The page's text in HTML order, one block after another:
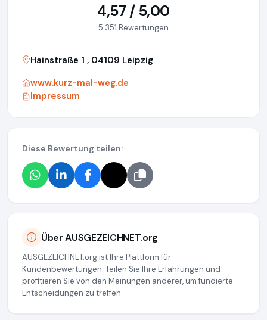
4,57 / 5,00
5.351 Bewertungen
Hainstraße 1 , 04109 Leipzig
www.kurz-mal-weg.de
Impressum
Diese Bewertung teilen:
Über AUSGEZEICHNET.org
AUSGEZEICHNET.org ist Ihre Plattform für
Kundenbewertungen. Teilen Sie Ihre Erfahrungen und
profitieren Sie von den Meinungen anderer, um fundierte
Entscheidungen zu treffen.